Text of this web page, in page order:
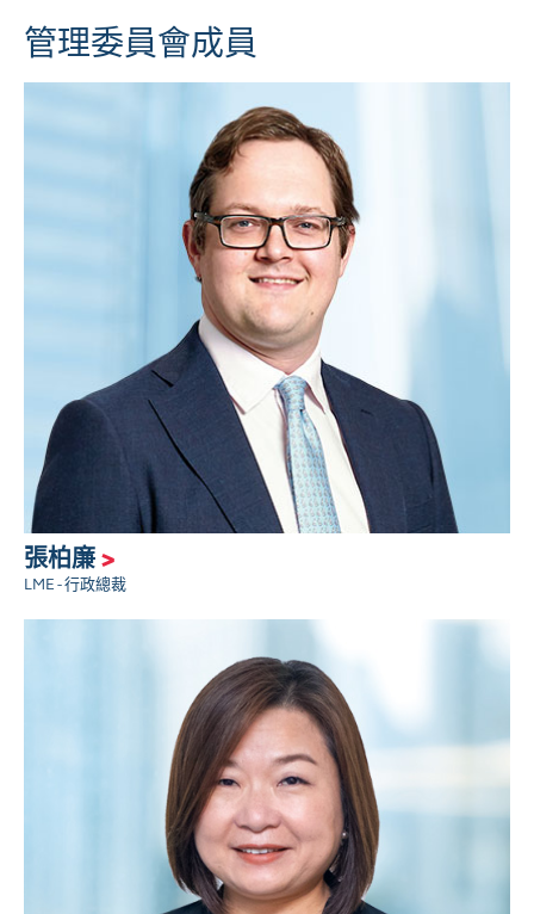
管理委員會成員
張柏廉 >
LME - 行政總裁